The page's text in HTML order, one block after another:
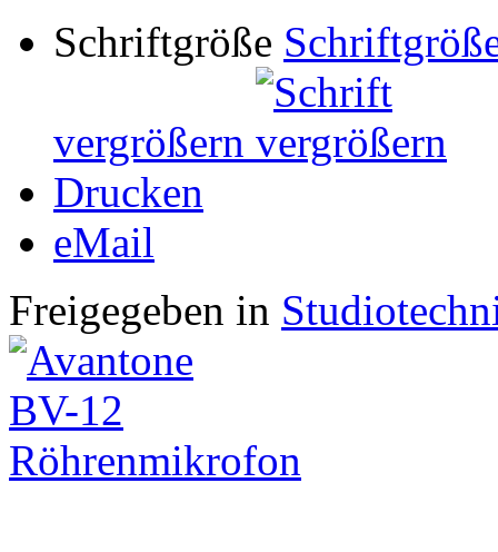
Schriftgröße
vergrößern
Drucken
eMail
Freigegeben in